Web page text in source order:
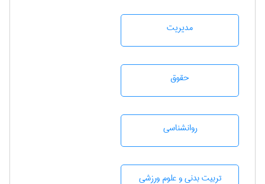
مديريت
حقوق
روانشناسی
تربيت بدنی و علوم ورزشی